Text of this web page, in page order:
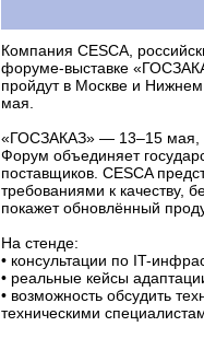
Компания CESCA,
форуме-выставке
пройдут в Москве и
мая.
«ГОСЗАКАЗ» — 13–15 мая,
Форум объединяет
поставщиков. CESCA
требованиями к качеству,
покажет обновлённый
На стенде:
• консультации по IT-
• реальные кейсы
• возможность обсудить
техническими